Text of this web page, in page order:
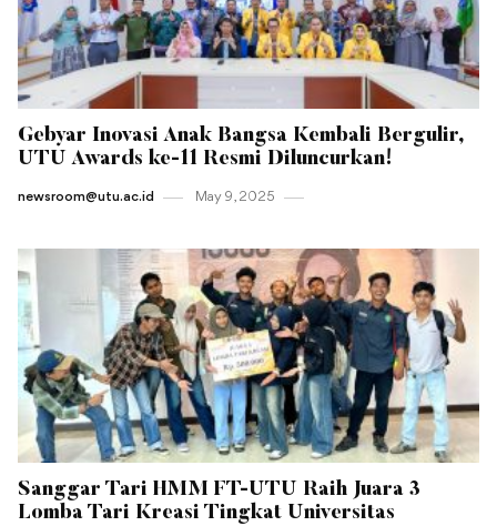
Gebyar Inovasi Anak Bangsa Kembali Bergulir,
UTU Awards ke-11 Resmi Diluncurkan!
newsroom@utu.ac.id May 9 , 2025
Sanggar Tari HMM FT-UTU Raih Juara 3
Lomba Tari Kreasi Tingkat Universitas